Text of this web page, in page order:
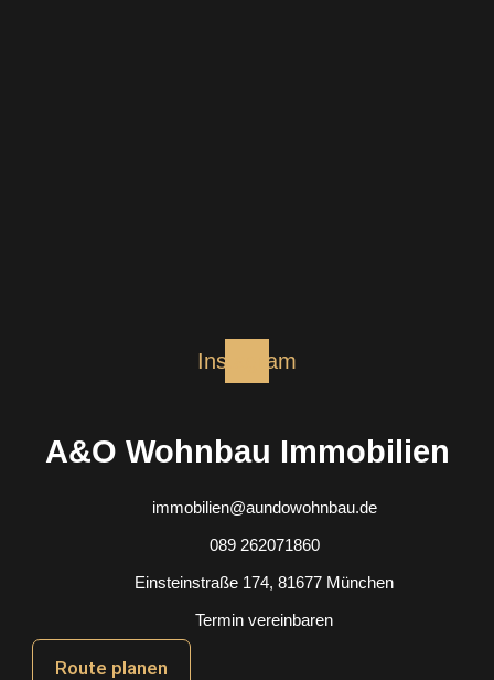
Instagram
A&O Wohnbau Immobilien
immobilien@aundowohnbau.de
089 262071860
Einsteinstraße 174, 81677 München
Termin vereinbaren
Route planen